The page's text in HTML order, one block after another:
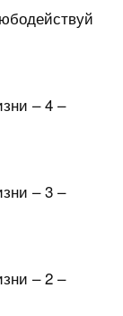
– 4 –
– 3 –
– 2 –